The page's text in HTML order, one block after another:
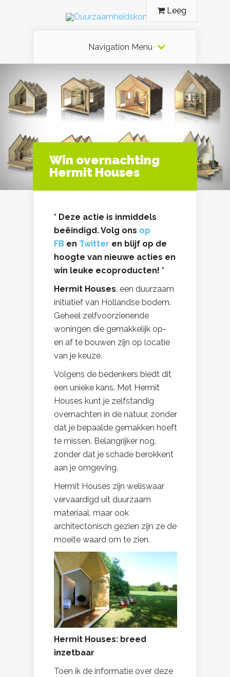
Leeg
Navigation Menu
Win overnachting
Hermit Houses
* Deze actie is inmiddels
beëindigd. Volg ons op
FB en Twitter en blijf op de
hoogte van nieuwe acties en
win leuke ecoproducten! *
Hermit Houses, een duurzaam
initiatief van Hollandse bodem.
Geheel zelfvoorzienende
woningen die gemakkelijk op-
en af te bouwen zijn op locatie
van je keuze.
Volgens de bedenkers biedt dit
een unieke kans. Met Hermit
Houses kunt je zelfstandig
overnachten in de natuur, zonder
dat je bepaalde gemakken hoeft
te missen. Belangrijker nog,
zonder dat je schade berokkent
aan je omgeving.
Hermit Houses zijn weliswaar
vervaardigd uit duurzaam
materiaal, maar ook
architectonisch gezien zijn ze de
moeite waard om te zien.
Hermit Houses: breed
inzetbaar
Toen ik de informatie over deze